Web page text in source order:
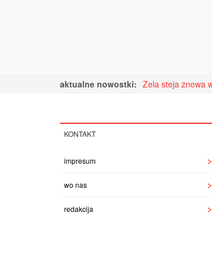
aktualne nowostki: Zela steja znowa
KONTAKT
impresum
wo nas
redakcija